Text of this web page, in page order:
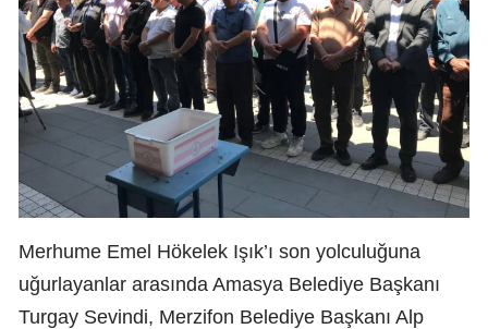
Merhume Emel Hökelek Işık’ı son yolculuğuna
uğurlayanlar arasında Amasya Belediye Başkanı
Turgay Sevindi, Merzifon Belediye Başkanı Alp